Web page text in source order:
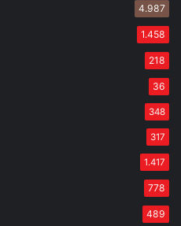
4.987
1.458
218
36
348
317
1.417
778
489